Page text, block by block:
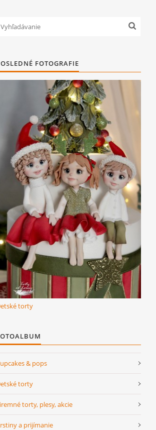
FOTOGRAFIE
torty
& pops
torty
torty, plesy, akcie
a prijímanie